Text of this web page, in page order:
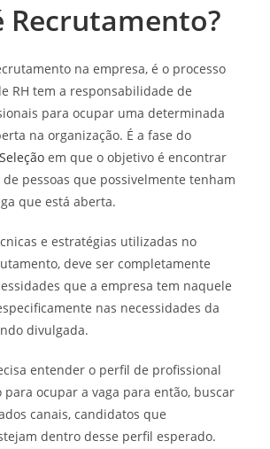
Recrutamento?
na empresa, é o processo
RH tem a responsabilidade de
para ocupar uma determinada
na organização. É a fase do
em que o objetivo é encontrar
pessoas que possivelmente tenham
que está aberta.
e estratégias utilizadas no
deve ser completamente
que a empresa tem naquele
nas necessidades da
divulgada.
entender o perfil de profissional
para ocupar a vaga para então, buscar
canais, candidatos que
dentro desse perfil esperado.